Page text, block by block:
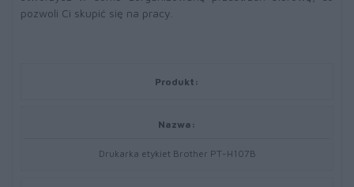
pozwoli Ci skupić się na pracy.
Produkt:
Nazwa:
Drukarka etykiet Brother PT-H107B